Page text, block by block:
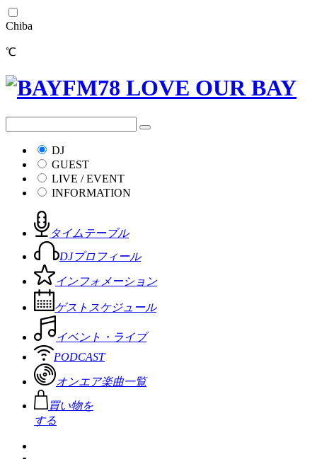
Chiba
℃
DJ
GUEST
LIVE / EVENT
INFORMATION
タイムテーブル
DJプロフィール
インフォメーション
ゲストスケジュール
イベント・ライブ
PODCAST
オンエア楽曲一覧
買い物を
する